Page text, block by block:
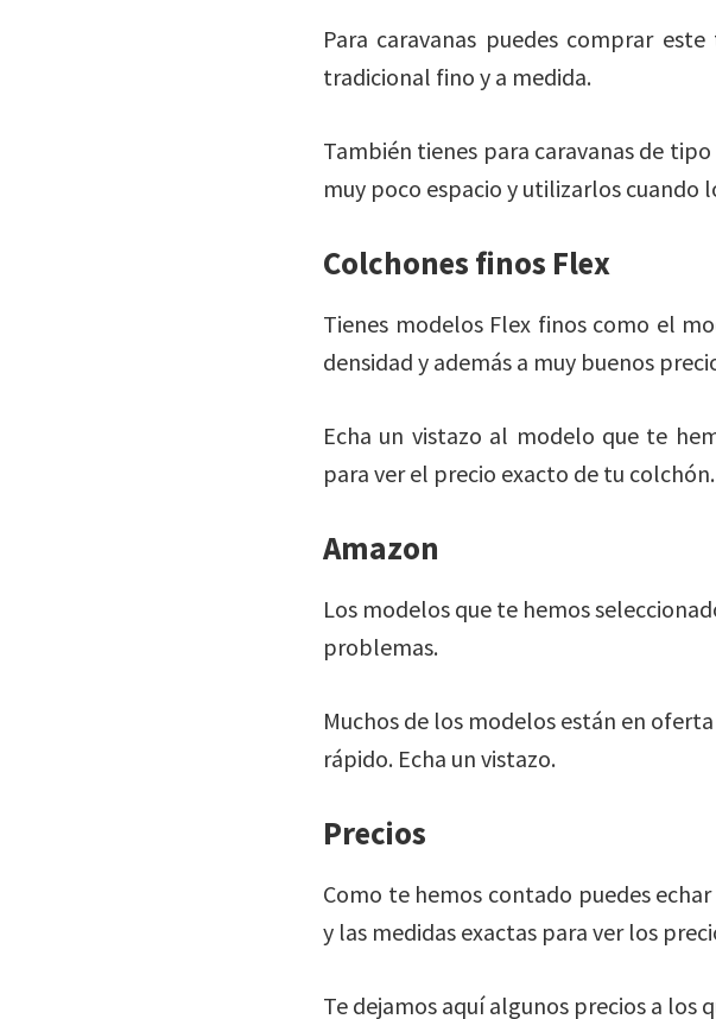
Para caravanas puedes comprar
tradicional fino y a medida.
También tienes para caravanas de
muy poco espacio y utilizarlos cuando
Colchones finos Flex
Tienes modelos Flex finos como el
densidad y además a muy buenos
Echa un vistazo al modelo que te
para ver el precio exacto de tu colchón.
Amazon
Los modelos que te hemos
problemas.
Muchos de los modelos están en
rápido. Echa un vistazo.
Precios
Como te hemos contado puedes
y las medidas exactas para ver los
Te dejamos aquí algunos precios a los